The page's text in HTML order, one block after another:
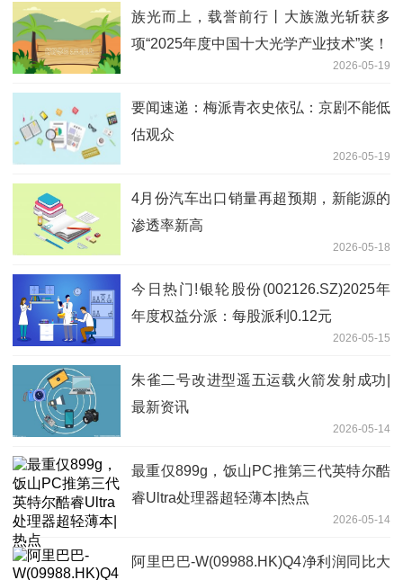
族光而上，载誉前行丨大族激光斩获多
项“2025年度中国十大光学产业技术”奖！
2026-05-19
要闻速递：梅派青衣史依弘：京剧不能低
估观众
2026-05-19
4月份汽车出口销量再超预期，新能源的
渗透率新高
2026-05-18
今日热门!银轮股份(002126.SZ)2025年
年度权益分派：每股派利0.12元
2026-05-15
朱雀二号改进型遥五运载火箭发射成功|
最新资讯
2026-05-14
最重仅899g，饭山PC推第三代英特尔酷
睿Ultra处理器超轻薄本|热点
2026-05-14
阿里巴巴-W(09988.HK)Q4净利润同比大